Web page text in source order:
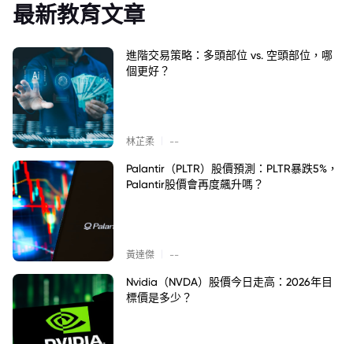
最新教育文章
進階交易策略：多頭部位 vs. 空頭部位，哪
個更好？
林芷柔 --
Palantir（PLTR）股價預測：PLTR暴跌5%，
Palantir股價會再度飆升嗎？
黃達傑 --
Nvidia（NVDA）股價今日走高：2026年目
標價是多少？